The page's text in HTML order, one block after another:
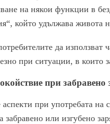
на някои функции в
който удължава живота
да използват
при ситуации, в които
при забравено
при употребата на
забравено или изгубено